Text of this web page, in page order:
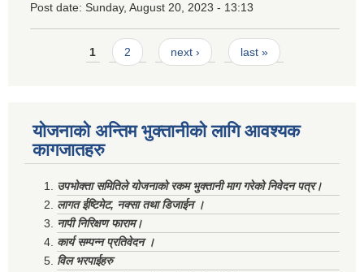
Post date: Sunday, August 20, 2023 - 13:13
Pages1 2 next › last »
योजनाको अन्तिम भुक्तानीको लागि आवश्यक
कागजातहरु
उपभोक्ता समितिले योजनाको रकम भुक्तानी माग गरेको निवेदन पत्र।
लागत ईष्टिमेट, नक्सा तथा डिजाईन ।
नापी निरिक्षण फाराम।
कार्य सम्पन्न प्रतिवेदन ।
विल भरपाईहरु